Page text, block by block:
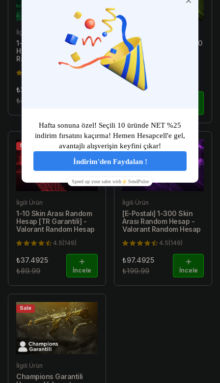
İlgili Ürün
1-10 Skin Arası Random
Hesap - Valorant
Random Hesap
₺34.99
₺89.99
İlgili Ürün
[Türkiye E-Postalı] 1-300
Skin Arası Random
Hesap - Valorant
Random Hesap
Sale
İlgili Ürün
1-10 Skin Arası Random
Hesap [TR Garantili] -
Valorant Random Hesap
4.5(149)
₺37.4925
₺89.99
İncele
Sale
İlgili Ürün
[E-Postalı] 1-300 Skin
Arası Random Hesap -
Valorant Random Hesap
4.5(149)
₺97.4925
₺199.99
İncele
Sale
İlgili Ürün
Champions Garantili